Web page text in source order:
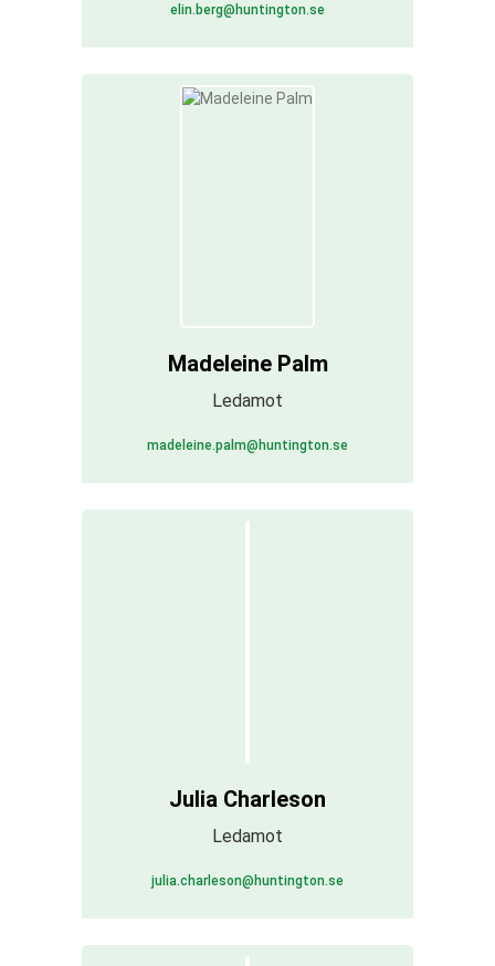
elin.berg@huntington.se
Madeleine Palm
Ledamot
madeleine.palm@huntington.se
Julia Charleson
Ledamot
julia.charleson@huntington.se